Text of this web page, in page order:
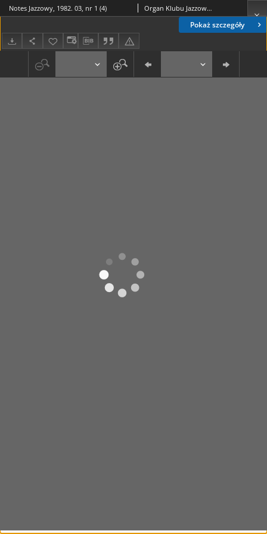
Pokaż szczegóły
Notes Jazzowy, 1982. 03, nr 1 (4) Organ Klubu Jazzowego "Rotunda"